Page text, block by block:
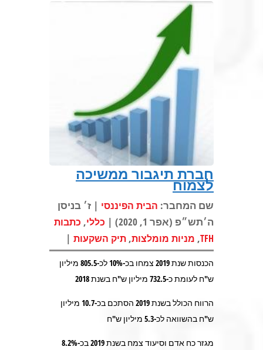
חברת תיגבור ממשיכה
לצמוח
שם המחבר: הבית הפיננסי | ז׳ בניסן
ה׳תש״פ (אפר 1, 2020) |
כללי, כתבות
TFH
, מניות מומלצות, תיק השקעות |
הכנסות שנת 2019 צמחו בכ-10% לכ-805.5 מיליון
ש"ח לעומת כ-732.5 מיליון ש"ח בשנת 2018
הרווח הכולל בשנת 2019 הסתכם בכ-10.7 מיליון
ש"ח בהשוואה לכ-5.3 מיליון ש"ח
מגזר כח אדם וסיעוד צמח בשנת 2019 בכ-8.2%